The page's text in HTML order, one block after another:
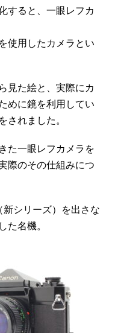
すると、一眼レフカ
使用したカメラとい
見た絵と、実際にカ
めに鏡を利用してい
されました。
た一眼レフカメラを
際のその仕組みにつ
シリーズ）を出さな
た名機。